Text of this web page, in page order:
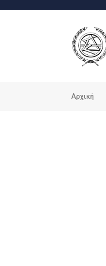
Αρχική